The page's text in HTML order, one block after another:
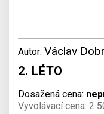
Autor: Václav
2. LÉTO
Dosažená cena:
Vyvolávací cena: 2